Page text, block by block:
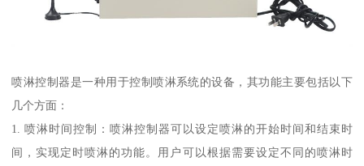
喷淋控制器是一种用于控制喷淋系统的设备，其功能主要包括以下
几个方面：
1. 喷淋时间控制：喷淋控制器可以设定喷淋的开始时间和结束时
间，实现定时喷淋的功能。用户可以根据需要设定不同的喷淋时